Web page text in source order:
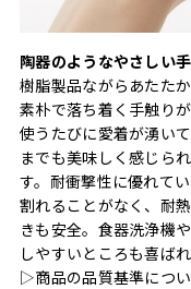
陶器のようなやさしい
樹脂製品ながらあたた
素朴で落ち着く手触り
使うたびに愛着が湧い
までも美味しく感じら
す。耐衝撃性に優れて
割れることがなく、耐
きも安全。食器洗浄機
しやすいところも喜ば
▷商品の品質基準につ